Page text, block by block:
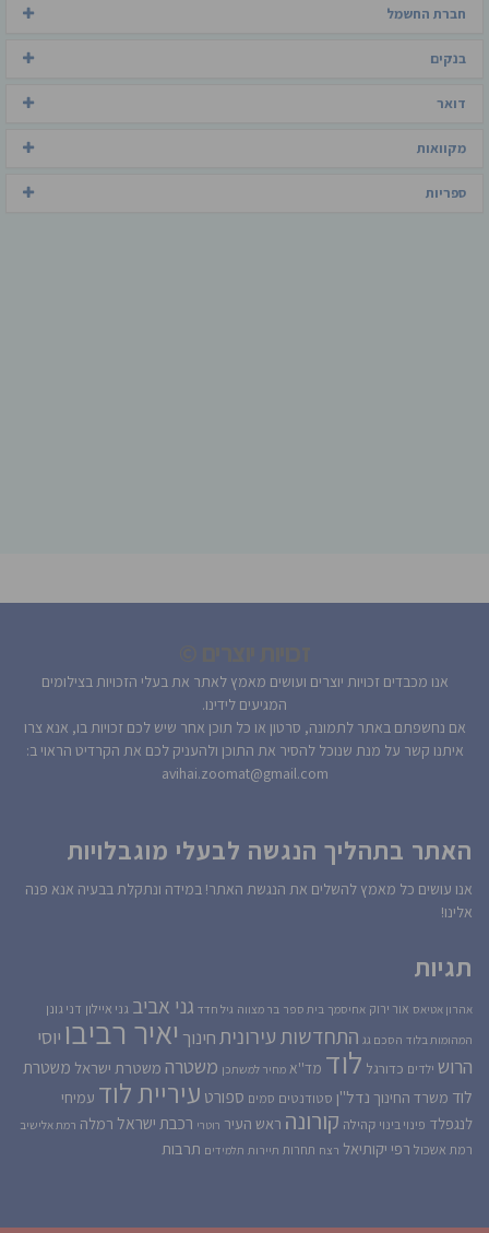
חברת החשמל
בנקים
דואר
מקוואות
ספריות
אנו מכבדים זכויות יוצרים ועושים מאמץ לאתר את בעלי הזכויות בצילומים
המגיעים לידינו.
אם נחשפתם באתר לתמונה, סרטון או כל תוכן אחר שיש לכם זכויות בו, אנא צרו
איתנו קשר על מנת שנוכל להסיר את התוכן ולהעניק לכם את הקרדיט הראוי ב:
avihai.zoomat@gmail.com
האתר בתהליך הנגשה לבעלי מוגבלויות
אנו עושים כל מאמץ להשלים את הנגשת האתר! במידה ונתקלת בבעיה אנא פנה
אלינו!
תגיות
אהרון אטיאס אור ירוק אחיסמך בית ספר בר מצווה גיל חדד גני אביב גני איילון דני גונן
המהומות בלוד הסכם גג התחדשות עירוניתחינוך יאיר רביבו יוסי
הרוש ילדים כדורגל לוד מד''א מחיר למשתכן משטרה משטרת ישראל משטרת
לוד משרד החינוך נדל''ן סטודנטים סמים ספורט עיריית לוד עמיחי
לנגפלד פינוי בינוי קהילה קורונה ראש העיר רוטרי רכבת ישראל רמלה רמת אלישיב
רמת אשכול רפי יקותיאל רצח תחרות תיירות תלמידים תרבות